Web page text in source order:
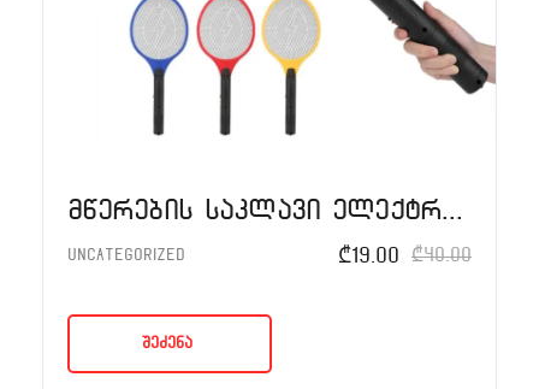
Uncategorized ₾40.00
₾19.00
შეძენა